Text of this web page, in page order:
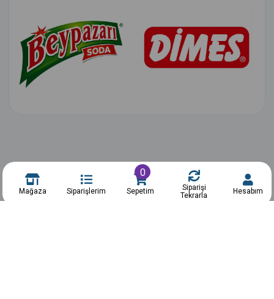
Mağaza Siparişlerim Sepetim
0
Siparişi
Tekrarla
Hesabım